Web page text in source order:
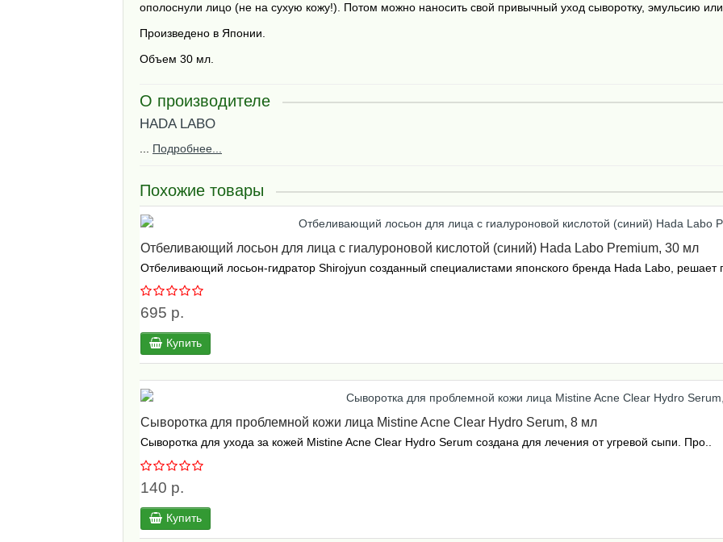
ополоснули лицо (не на сухую кожу!). Потом можно наносить свой привычный уход сыворотку, эмульсию
Произведено в Японии.
Объем 30 мл.
О производителе
HADA LABO
Подробнее...
Похожие товары
Отбеливающий лосьон для лица с гиалуроновой кислотой (синий) Hada Labo Premium, 30 мл
Отбеливающий лосьон-гидратор Shirojyun созданный специалистами японского бренда Hada Labo, решает
695 р.
Купить
Сыворотка для проблемной кожи лица Mistine Acne Clear Hydro Serum, 8 мл
Сыворотка для ухода за кожей Mistine Acne Clear Hydro Serum создана для лечения от угревой сыпи. Про..
140 р.
Купить